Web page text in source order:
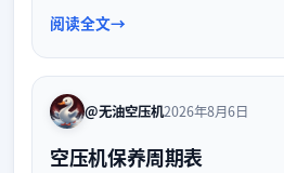
现高效节能运行。
阅读全文
@无油空压机2026年8月6日
空压机保养周期表